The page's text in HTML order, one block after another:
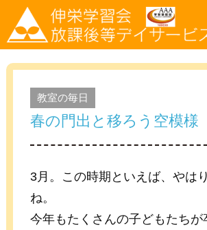
教室の毎日
春の門出と移ろう空模様
3月。この時期といえば、やは
ね。
今年もたくさんの子どもたちが